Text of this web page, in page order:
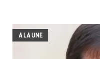
A LA UNE